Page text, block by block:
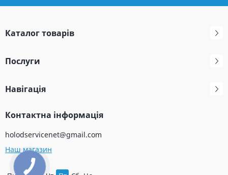
Каталог товарів
Послуги
Навігація
Контактна інформація
holodservicenet@gmail.com
Наш магазин